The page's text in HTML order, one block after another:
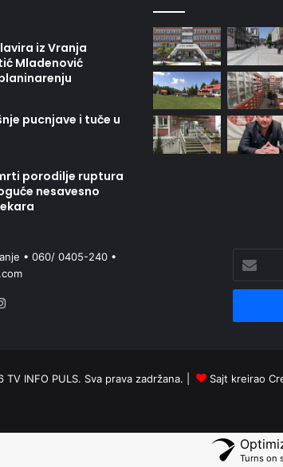
iz Vranja
Mladenović
pucnjave i tuče u
porodilje ruptura
nesavesno
• 060/ 0405-240 •
your
Email
INFO PULS. Sva prava zadržana. | Sajt kreirao
Turns on